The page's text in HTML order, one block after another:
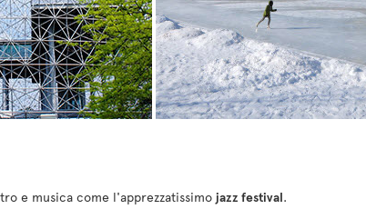
e musica come l'apprezzatissimo jazz festival.